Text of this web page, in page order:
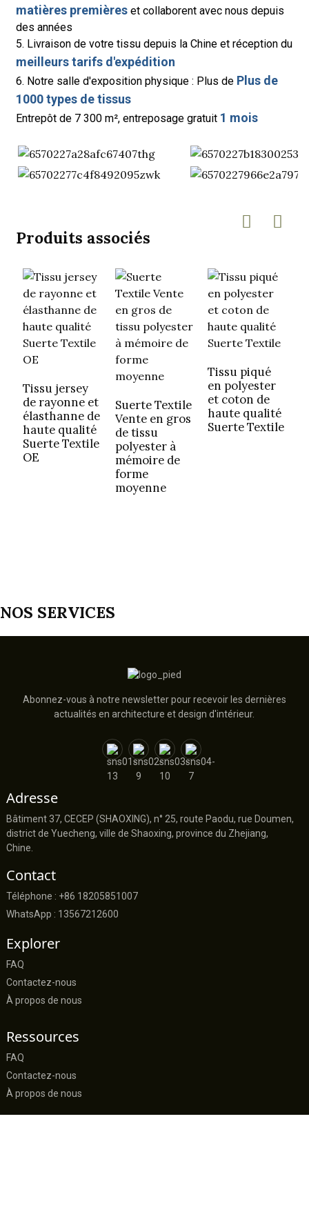
matières premièreset collaborent avec nous depuis
des années
5. Livraison de votre tissu depuis la Chine et réception du
meilleurs tarifs d'expédition
6. Notre salle d'exposition physique : Plus de Plus de
1000 types de tissus
Entrepôt de 7 300 m², entreposage gratuit 1 mois
Produits associés
Tissu jersey
de rayonne et
élasthanne de
haute qualité
Suerte Textile
OE
Suerte Textile
Vente en gros
de tissu
polyester à
mémoire de
forme
moyenne
Tissu piqué
en polyester
et coton de
haute qualité
Suerte Textile
NOS SERVICES
Abonnez-vous à notre newsletter pour recevoir les dernières
actualités en architecture et design d'intérieur.
Adresse
Bâtiment 37, CECEP (SHAOXING), n° 25, route Paodu, rue Doumen,
district de Yuecheng, ville de Shaoxing, province du Zhejiang,
Chine.
Contact
Téléphone : +86 18205851007
WhatsApp : 13567212600
Explorer
FAQ
Contactez-nous
À propos de nous
Ressources
FAQ
Contactez-nous
À propos de nous